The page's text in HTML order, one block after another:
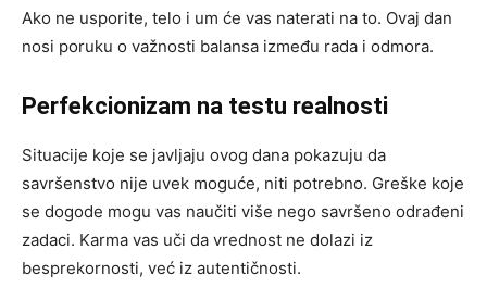
Ako ne usporite, telo i um će vas naterati na to. Ovaj dan
nosi poruku o važnosti balansa između rada i odmora.
Perfekcionizam na testu realnosti
Situacije koje se javljaju ovog dana pokazuju da
savršenstvo nije uvek moguće, niti potrebno. Greške koje
se dogode mogu vas naučiti više nego savršeno odrađeni
zadaci. Karma vas uči da vrednost ne dolazi iz
besprekornosti, već iz autentičnosti.